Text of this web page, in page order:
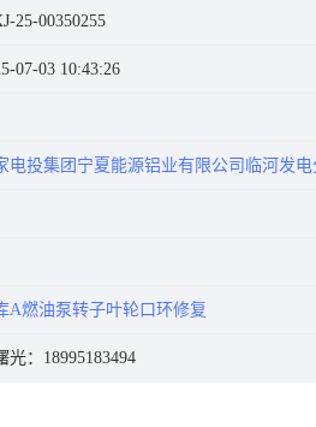
告
25-00350255
07-03 10:43:26
电投集团宁夏能源铝业有限公司临河发
A燃油泵转子叶轮口环修复
光：18995183494